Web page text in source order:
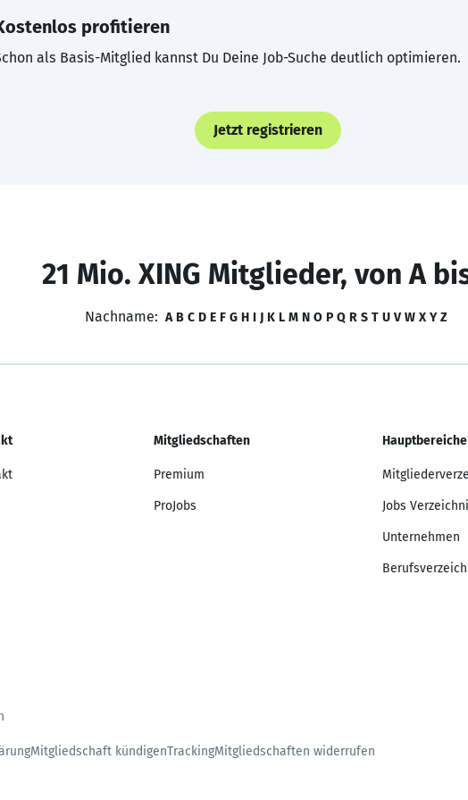
profitieren
als Basis-Mitglied kannst Du Deine Job-Suche deutlich optimieren.
Jetzt registrieren
21 Mio. XING Mitglieder, von A
Nachname: A B C D E F G H I J K L M N O P Q R S T U V W X Y Z
Mitgliedschaften
Premium
ProJobs
Hauptbereiche
Jobs
Unternehmen
Mitgliedschaft kündigenTrackingMitgliedschaften widerrufen